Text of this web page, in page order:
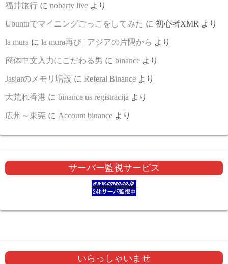
福井旅行 に nobartv live より
Ubuntuでマイニングごっこをしてみた に 初心者XMR より
la mura に la mura再び | アジアの片隅から より
簡体中文入力にこだわる男 に binance より
Jasjarのメモリ増設 に Referal Binance より
大荒れ香港 に binance us registracija より
広州～東莞 に Account binance より
サーバー監視サービス
いらっしゃいませ